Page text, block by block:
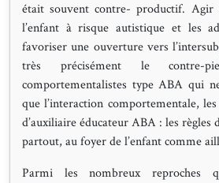
était souvent contre- productif. Agir
l’enfant à risque autistique et les
favoriser une ouverture vers
très précisément le contre-
comportementalistes type ABA qui
que l’interaction comportementale,
d’auxiliaire éducateur ABA : les règles
partout, au foyer de l’enfant comme
Parmi les nombreux